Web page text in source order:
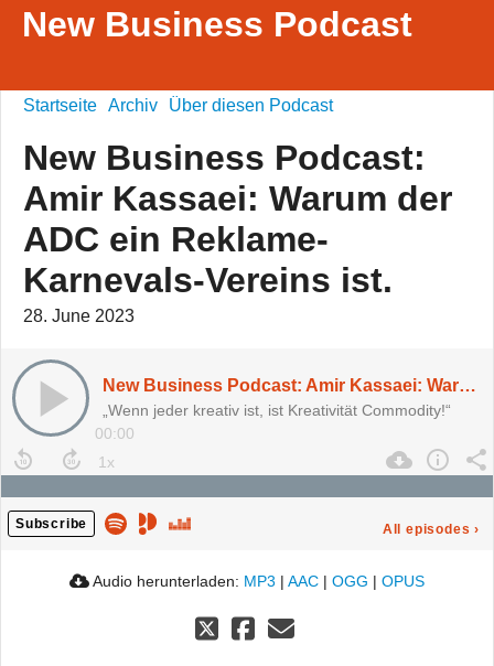
New Business Podcast
Startseite Archiv Über diesen Podcast
New Business Podcast:
Amir Kassaei: Warum der
ADC ein Reklame-
Karnevals-Vereins ist.
28. June 2023
New Business Podcast: Amir Kassaei: Warum der ADC ein Reklame-Karnevals-Vereins ist.
„Wenn jeder kreativ ist, ist Kreativität Commodity!“
00:00
Subscribe All episodes ›
Audio herunterladen: MP3 | AAC | OGG | OPUS